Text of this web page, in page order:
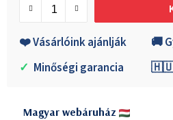
❤️ Vásárlóink ajánlják
🚚
✓ Minőségi garancia 🇭🇺
Magyar webáruház